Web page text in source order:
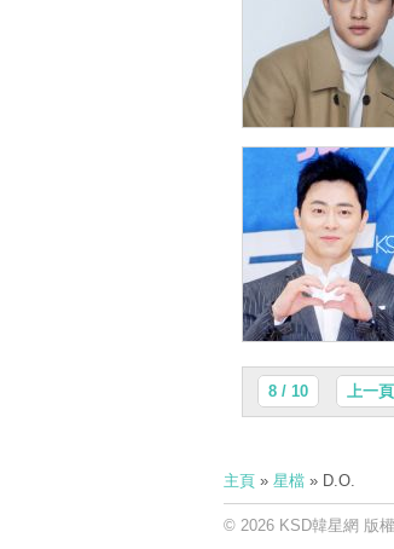
8 / 10 上一頁
主頁» 星檔» D.O.
© 2026 KSD韓星網 版